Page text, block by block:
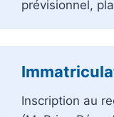
prévisionnel,
Inscription au